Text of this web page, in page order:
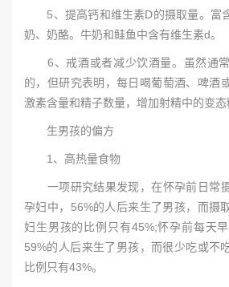
5、提高钙和维生素D的摄取量。富
奶、奶酪。牛奶和鲑鱼中含有维生素d。
6、戒酒或者减少饮酒量。虽然通常
的，但研究表明，每日喝葡萄酒、啤酒
激素含量和精子数量，增加射精中的变态
生男孩的偏方
1、高热量食物
一项研究结果发现，在怀孕前日常
孕妇中，56%的人后来生了男孩，而摄
妇生男孩的比例只有45%;怀孕前每天
59%的人后来生了男孩，而很少吃或不
比例只有43%。